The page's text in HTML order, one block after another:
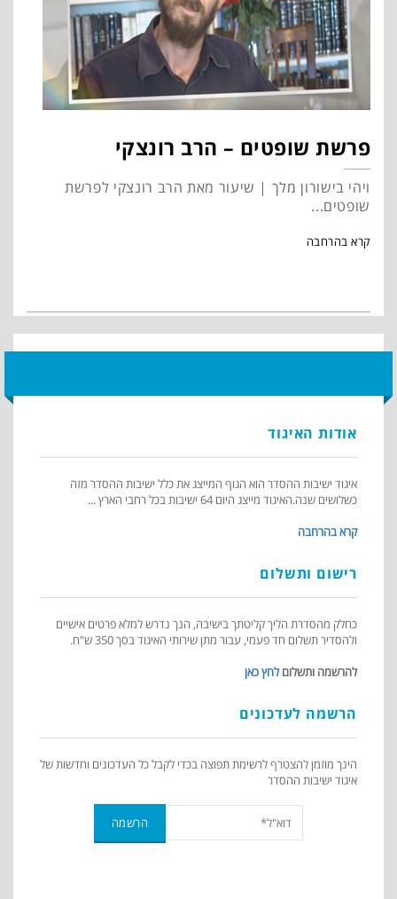
פרשת שופטים – הרב רונצקי
ויהי בישורון מלך | שיעור מאת הרב רונצקי לפרשת
שופטים...
קרא בהרחבה
אודות האיגוד
איגוד ישיבות ההסדר הוא הגוף המייצג את כלל ישיבות ההסדר מזה
כשלושים שנה.האיגוד מייצג היום 64 ישיבות בכל רחבי הארץ ...
קרא בהרחבה
רישום ותשלום
כחלק מהסדרת הליך קליטתך בישיבה, הנך נדרש למלא פרטים אישיים
ולהסדיר תשלום חד פעמי, עבור מתן שירותי האיגוד בסך 350 ש"ח.
להרשמה ותשלוםלחץ כאן
הרשמה לעדכונים
הינך מוזמן להצטרף לרשימת תפוצה בכדי לקבל כל העדכונים וחדשות של
איגוד ישיבות ההסדר